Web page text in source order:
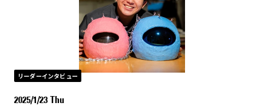
リーダーインタビュー
2025/1/23 Thu